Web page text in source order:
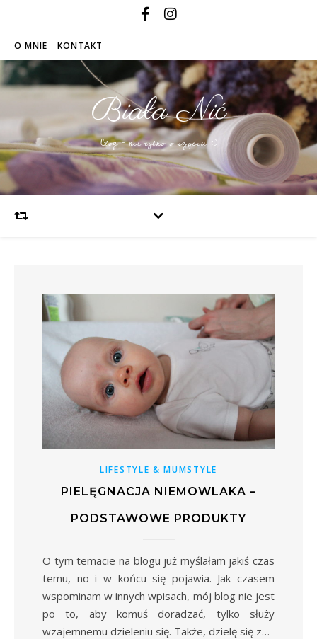
O MNIE KONTAKT
Biała Nić
Blog – nie tylko o szyciu :)
LIFESTYLE & MUMSTYLE
PIELĘGNACJA NIEMOWLAKA –
PODSTAWOWE PRODUKTY
O tym temacie na blogu już myślałam jakiś czas
temu, no i w końcu się pojawia. Jak czasem
wspominam w innych wpisach, mój blog nie jest
po to, aby komuś doradzać, tylko służy
wzajemnemu dzieleniu się. Także, dzielę się z…